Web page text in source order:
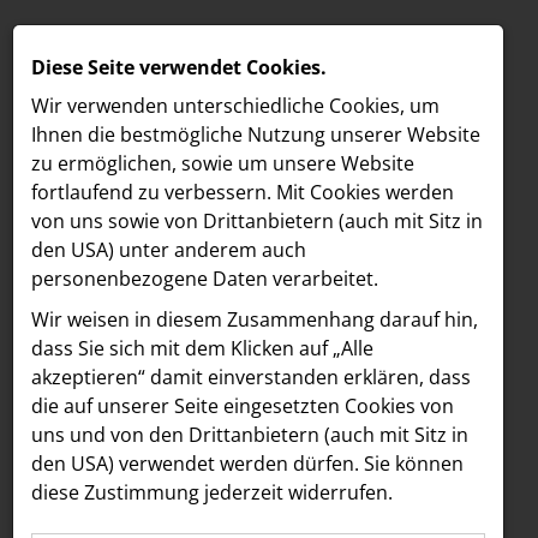
MELDUNGEN
LOEBELL NORDBERG
INNER
aehre
Astoria Artshow
B/S/H Hausgeräte
Meldungen / INNER
MELDUNGSÜBERSICHT INNER
Alle 2022
30.01.2024 INNER
INNER kommuniziert für The
Diese Seite verwendet Cookies.
Wir verwenden unterschiedliche Cookies, um
Ihnen die best­mögliche Nutzung unserer Website
zu ermöglichen, sowie um unsere Website
fortlaufend zu verbessern. Mit Cookies werden
von uns sowie von Drittanbietern (auch mit Sitz in
den USA) unter anderem auch
personenbezogene Daten verarbeitet.
Wir weisen in diesem Zusammenhang darauf hin,
dass Sie sich mit dem Klicken auf „Alle
akzeptieren“ damit ein­ver­standen erklären, dass
die auf unserer Seite eingesetzten Cookies von
uns und von den Drittanbietern (auch mit Sitz in
den USA) verwendet werden dürfen. Sie können
diese Zustimmung jederzeit widerrufen.